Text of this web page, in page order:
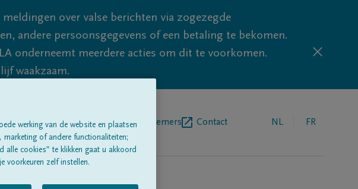
over valse berichten via zogezegde
andere persoonsgegevens of een betaling te bekomen.
onderneemt meerdere acties om dit te voorkomen.
waakzaam.
Over onsBegrafenisondernemers Contact NL FR
werking van de website en plaatsen
of andere functionaliteiten;
alle cookies” te klikken gaat u akkoord
voorkeuren zelf instellen.